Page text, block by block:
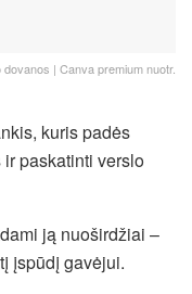
dovanos | Canva premium nuotr.
kuris padės
paskatinti verslo
ją nuoširdžiai –
įspūdį gavėjui.